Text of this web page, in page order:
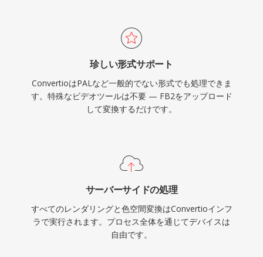
珍しい形式サポート
ConvertioはPALなど一般的でない形式でも処理できま
す。特殊なビデオツールは不要 — FB2をアップロード
して変換するだけです。
サーバーサイドの処理
すべてのレンダリングと色空間変換はConvertioインフ
ラで実行されます。プロセス全体を通じてデバイスは
自由です。